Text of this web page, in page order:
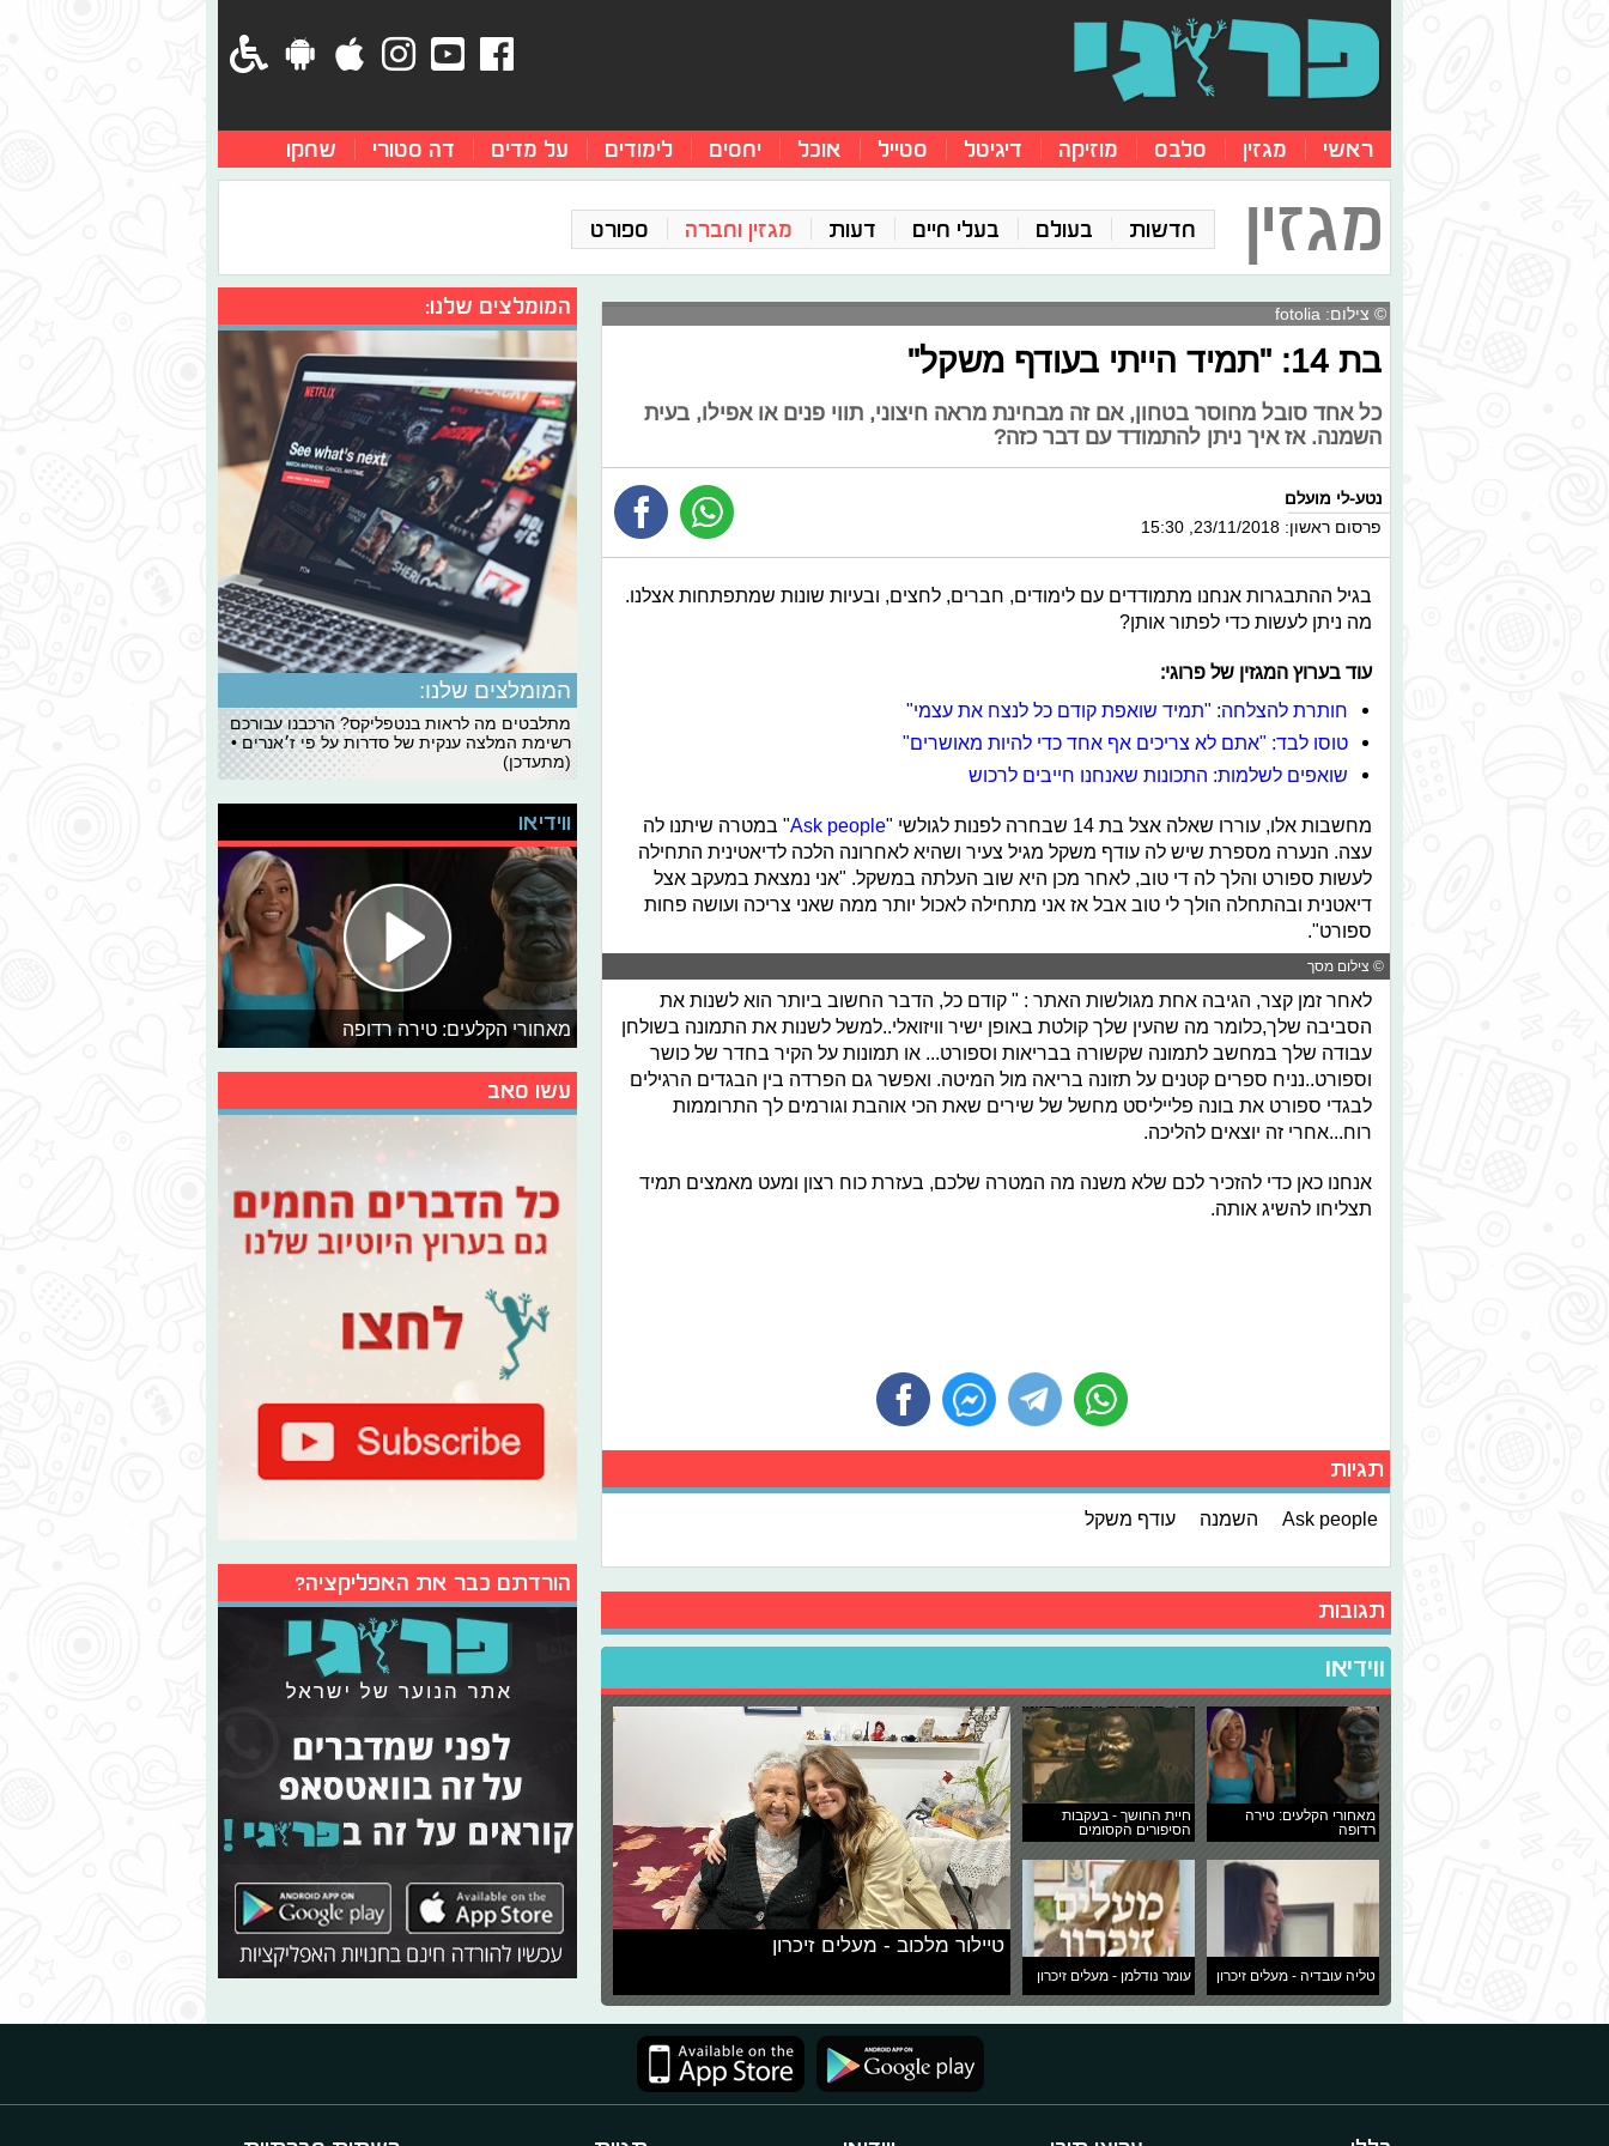
ראשי מגזין סלבס מוזיקה דיגיטל סטייל אוכל יחסים לימודים על מדים דה סטורי שחקו
מגזין חדשות בעולם בעלי חיים דעות מגזין וחברה ספורט
© צילום: fotolia
בת 14: "תמיד הייתי בעודף משקל"
כל אחד סובל מחוסר בטחון, אם זה מבחינת מראה חיצוני, תווי פנים או אפילו, בעית
השמנה. אז איך ניתן להתמודד עם דבר כזה?
נטע-לי מועלם
פרסום ראשון: 23/11/2018, 15:30
בגיל ההתבגרות אנחנו מתמודדים עם לימודים, חברים, לחצים, ובעיות שונות שמתפתחות אצלנו.
מה ניתן לעשות כדי לפתור אותן?
עוד בערוץ המגזין של פרוגי:
חותרת להצלחה: "תמיד שואפת קודם כל לנצח את עצמי"
טוסו לבד: "אתם לא צריכים אף אחד כדי להיות מאושרים"
שואפים לשלמות: התכונות שאנחנו חייבים לרכוש
מחשבות אלו, עוררו שאלה אצל בת 14 שבחרה לפנות לגולשי " Ask people" במטרה שיתנו לה
עצה. הנערה מספרת שיש לה עודף משקל מגיל צעיר ושהיא לאחרונה הלכה לדיאטינית התחילה
לעשות ספורט והלך לה די טוב, לאחר מכן היא שוב העלתה במשקל. "אני נמצאת במעקב אצל
דיאטנית ובהתחלה הולך לי טוב אבל אז אני מתחילה לאכול יותר ממה שאני צריכה ועושה פחות
ספורט".
© צילום מסך
לאחר זמן קצר, הגיבה אחת מגולשות האתר : " קודם כל, הדבר החשוב ביותר הוא לשנות את
הסביבה שלך,כלומר מה שהעין שלך קולטת באופן ישיר וויזואלי..למשל לשנות את התמונה בשולחן
עבודה שלך במחשב לתמונה שקשורה בבריאות וספורט... או תמונות על הקיר בחדר של כושר
וספורט..נניח ספרים קטנים על תזונה בריאה מול המיטה. ואפשר גם הפרדה בין הבגדים הרגילים
לבגדי ספורט את בונה פלייליסט מחשל של שירים שאת הכי אוהבת וגורמים לך התרוממות
רוח...אחרי זה יוצאים להליכה.
אנחנו כאן כדי להזכיר לכם שלא משנה מה המטרה שלכם, בעזרת כוח רצון ומעט מאמצים תמיד
תצליחו להשיג אותה.
תגיות
Ask people השמנה עודף משקל
תגובות
ווידיאו
מאחורי הקלעים: טירה
רדופה
חיית החושך - בעקבות
הסיפורים הקסומים
טליה עובדיה - מעלים זיכרון עומר נודלמן - מעלים זיכרון
טיילור מלכוב - מעלים זיכרון
המומלצים שלנו:
המומלצים שלנו:
מתלבטים מה לראות בנטפליקס? הרכבנו עבורכם
רשימת המלצה ענקית של סדרות על פי ז׳אנרים •
(מתעדכן)
ווידיאו
מאחורי הקלעים: טירה רדופה
עשו סאב
הורדתם כבר את האפליקציה?